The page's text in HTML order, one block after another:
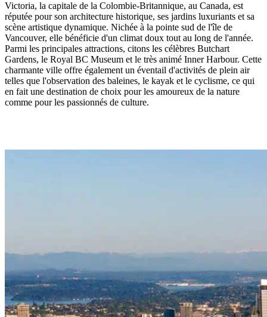
Victoria, la capitale de la Colombie-Britannique, au Canada, est
réputée pour son architecture historique, ses jardins luxuriants et sa
scène artistique dynamique. Nichée à la pointe sud de l'île de
Vancouver, elle bénéficie d'un climat doux tout au long de l'année.
Parmi les principales attractions, citons les célèbres Butchart
Gardens, le Royal BC Museum et le très animé Inner Harbour. Cette
charmante ville offre également un éventail d'activités de plein air
telles que l'observation des baleines, le kayak et le cyclisme, ce qui
en fait une destination de choix pour les amoureux de la nature
comme pour les passionnés de culture.